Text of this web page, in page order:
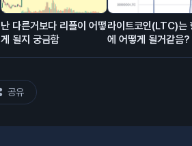
난 다른거보다 리플이 어떻
게 될지 궁금함
라이트코인(LTC)는
에 어떻게 될거같음?
공유